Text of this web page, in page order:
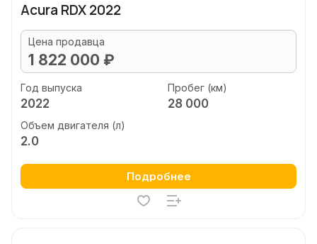
Acura RDX 2022
Цена продавца
1 822 000 ₽
Год выпуска
2022
Пробег (км)
28 000
Объем двигателя (л)
2.0
Подробнее